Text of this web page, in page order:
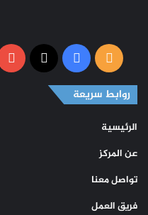
ملخص
الموقع
فيسبوك
‫X
روابط سريعة
الرئيسية
عن المركز
تواصل معنا
فريق العمل